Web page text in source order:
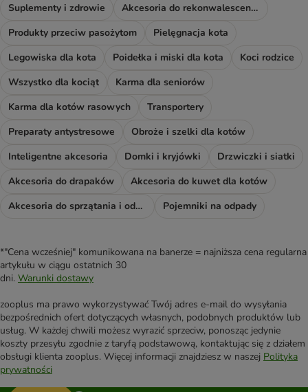
Suplementy i zdrowie
Akcesoria do rekonwalescencji
Produkty przeciw pasożytom
Pielęgnacja kota
Legowiska dla kota
Poidełka i miski dla kota
Koci rodzice
Wszystko dla kociąt
Karma dla seniorów
Karma dla kotów rasowych
Transportery
Preparaty antystresowe
Obroże i szelki dla kotów
Inteligentne akcesoria
Domki i kryjówki
Drzwiczki i siatki
Akcesoria do drapaków
Akcesoria do kuwet dla kotów
Akcesoria do sprzątania i odświeżacze
Pojemniki na odpady
*"Cena wcześniej" komunikowana na banerze = najniższa cena regularna
artykułu w ciągu ostatnich 30
dni. Warunki dostawy
zooplus ma prawo wykorzystywać Twój adres e-mail do wysyłania
bezpośrednich ofert dotyczących własnych, podobnych produktów lub
usług. W każdej chwili możesz wyrazić sprzeciw, ponosząc jedynie
koszty przesyłu zgodnie z taryfą podstawową, kontaktując się z działem
obsługi klienta zooplus. Więcej informacji znajdziesz w naszej Polityka
prywatności